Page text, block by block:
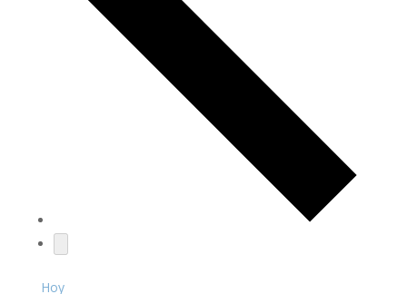
Hoy